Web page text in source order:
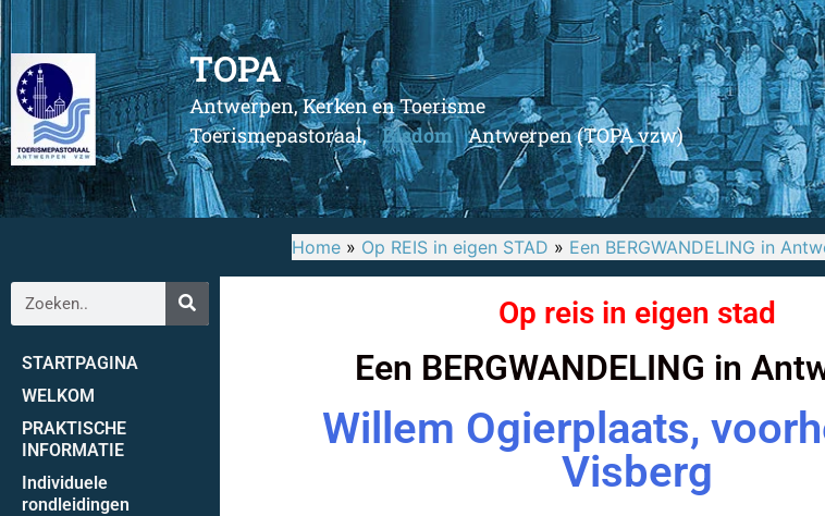
TOPA
Antwerpen, Kerken en Toerisme
Toerismepastoraal, Bisdom Antwerpen (TOPA vzw)
Home » Op REIS in eigen STAD » Een BERGWANDELING in
STARTPAGINA
WELKOM
PRAKTISCHE
INFORMATIE
Individuele
rondleidingen
Op reis in eigen stad
Een BERGWANDELING in
Willem Ogierplaats,
Visberg